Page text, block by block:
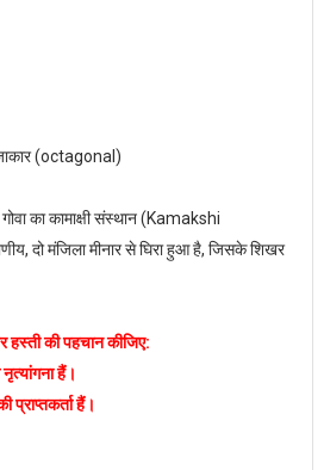
(octagonal)
गोवा का कामाक्षी संस्थान (Kamakshi
दो मंजिला मीनार से घिरा हुआ है, जिसके शिखर
की पहचान कीजिए:
हैं।
हैं।